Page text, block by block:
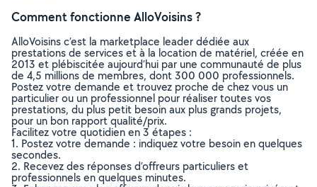
Comment fonctionne AlloVoisins ?
AlloVoisins c’est la marketplace leader dédiée aux
prestations de services et à la location de matériel, créée en
2013 et plébiscitée aujourd’hui par une communauté de plus
de 4,5 millions de membres, dont 300 000 professionnels.
Postez votre demande et trouvez proche de chez vous un
particulier ou un professionnel pour réaliser toutes vos
prestations, du plus petit besoin aux plus grands projets,
pour un bon rapport qualité/prix.
Facilitez votre quotidien en 3 étapes :
1. Postez votre demande : indiquez votre besoin en quelques
secondes.
2. Recevez des réponses d’offreurs particuliers et
professionnels en quelques minutes.